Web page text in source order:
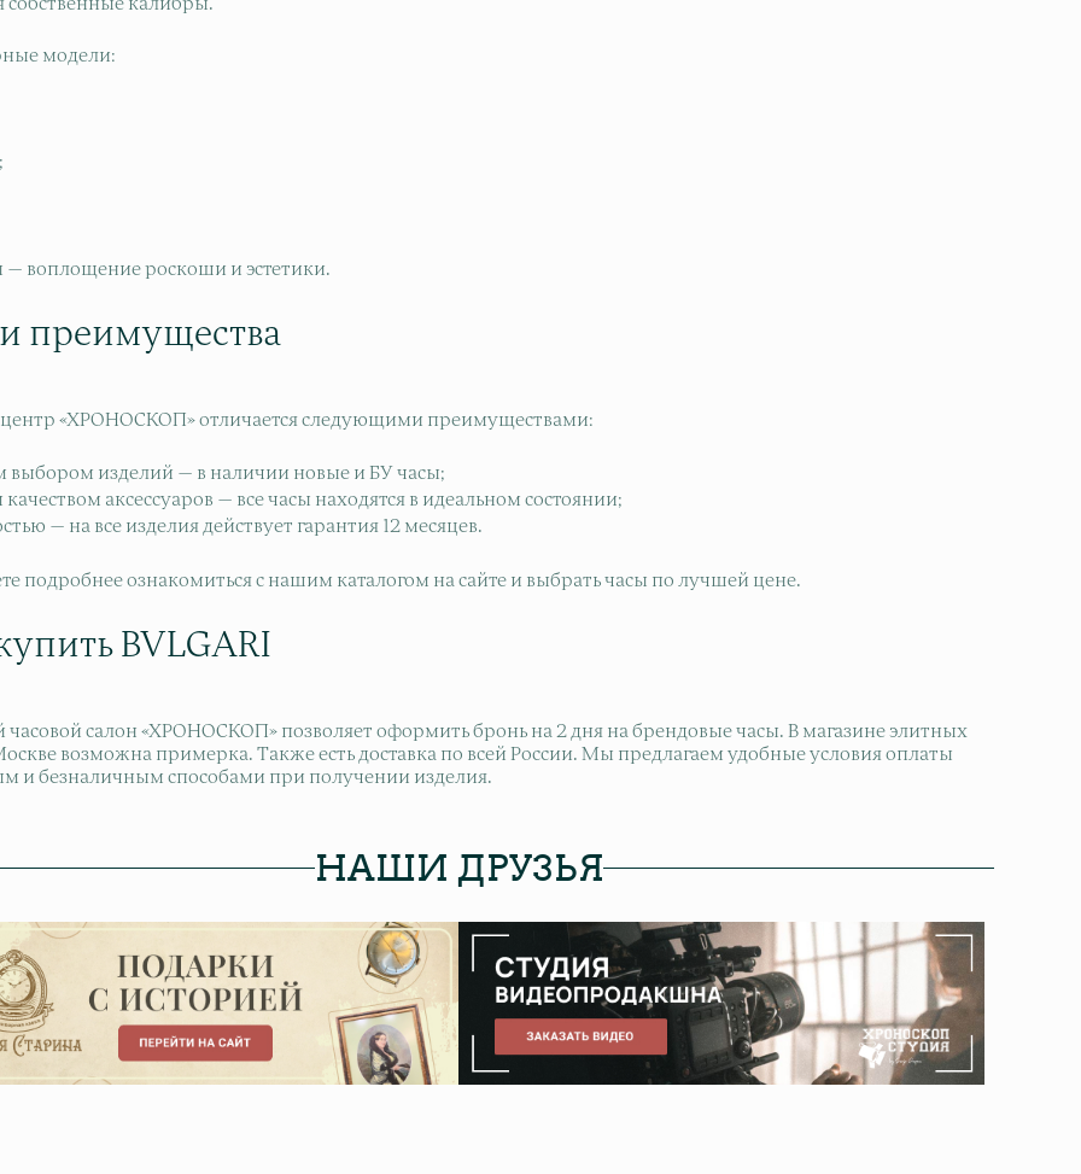
собственные калибры.
модели:
— воплощение роскоши и эстетики.
преимущества
центр «ХРОНОСКОП» отличается следующими преимуществами:
выбором изделий — в наличии новые и БУ часы;
аксессуаров — все часы находятся в идеальном состоянии;
— на все изделия действует гарантия 12 месяцев.
подробнее ознакомиться с нашим каталогом на сайте и выбрать часы по лучшей цене.
BVLGARI
салон «ХРОНОСКОП» позволяет оформить бронь на 2 дня на брендовые часы. В магазине элитных
возможна примерка. Также есть доставка по всей России. Мы предлагаем удобные условия оплаты
и безналичным способами при получении изделия.
НАШИ ДРУЗЬЯ